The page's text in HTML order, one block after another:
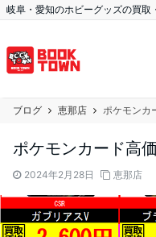
岐阜・愛知のホビーグッズの買取
ブログ 恵那店 ポケモンカ
ポケモンカード高
2024年2月28日 恵那店